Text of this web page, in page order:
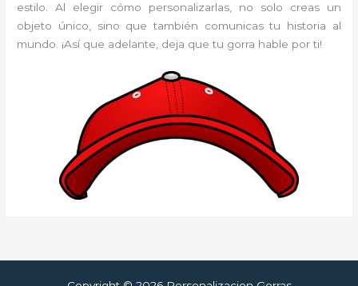
estilo. Al elegir cómo personalizarlas, no solo creas un
objeto único, sino que también comunicas tu historia al
mundo. ¡Así que adelante, deja que tu gorra hable por ti!